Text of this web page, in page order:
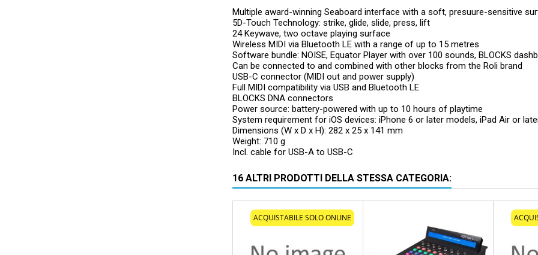
Multiple award-winning Seaboard interface with a soft, presuure-sensitive
5D-Touch Technology: strike, glide, slide, press, lift
24 Keywave, two octave playing surface
Wireless MIDI via Bluetooth LE with a range of up to 15 metres
Software bundle: NOISE, Equator Player with over 100 sounds, BLOCKS
Can be connected to and combined with other blocks from the Roli brand
USB-C connector (MIDI out and power supply)
Full MIDI compatibility via USB and Bluetooth LE
BLOCKS DNA connectors
Power source: battery-powered with up to 10 hours of playtime
System requirement for iOS devices: iPhone 6 or later models, iPad Air or
Dimensions (W x D x H): 282 x 25 x 141 mm
Weight: 710 g
Incl. cable for USB-A to USB-C
16 ALTRI PRODOTTI DELLA STESSA CATEGORIA:
ACQUISTABILE SOLO ONLINE